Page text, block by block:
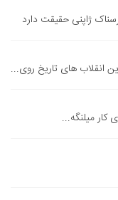
ژاپنی حقیقت دارد
انقلاب های تاریخ روی...
میلنگه...